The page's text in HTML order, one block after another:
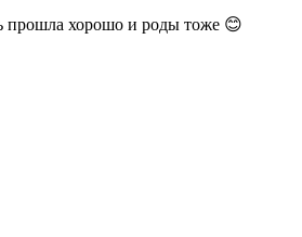
прошла хорошо и роды тоже 😊